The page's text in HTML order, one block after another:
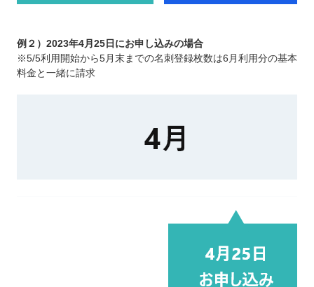
例２）2023年4月25日にお申し込みの場合
※5/5利用開始から5月末までの名刺登録枚数は6月利用分の基本
料金と一緒に請求